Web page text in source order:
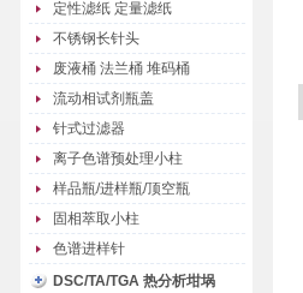
定性滤纸 定量滤纸
不锈钢长针头
废液桶 法兰桶 堆码桶
流动相试剂瓶盖
针式过滤器
离子色谱预处理小柱
样品瓶/进样瓶/顶空瓶
固相萃取小柱
色谱进样针
DSC/TA/TGA 热分析坩埚